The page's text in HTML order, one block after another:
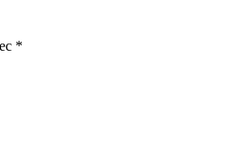
*